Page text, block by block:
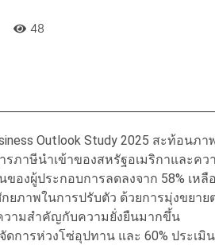
48
Outlook Study 2025 สะท้อนภ
รภาษีนำเข้าของสหรัฐอเมริกาและค
งผู้ประกอบการลดลงจาก 58% เหลื
ยภาพในการปรับตัว ด้วยการมุ่งขยาย
วามสำคัญกับความยั่งยืนมากขึ้น
การห่วงโซ่อุปทาน และ 60% ประเมิ